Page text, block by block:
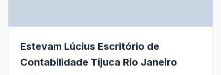
Estevam Lúcius Escritório de
Contabilidade Tijuca Rio Janeiro